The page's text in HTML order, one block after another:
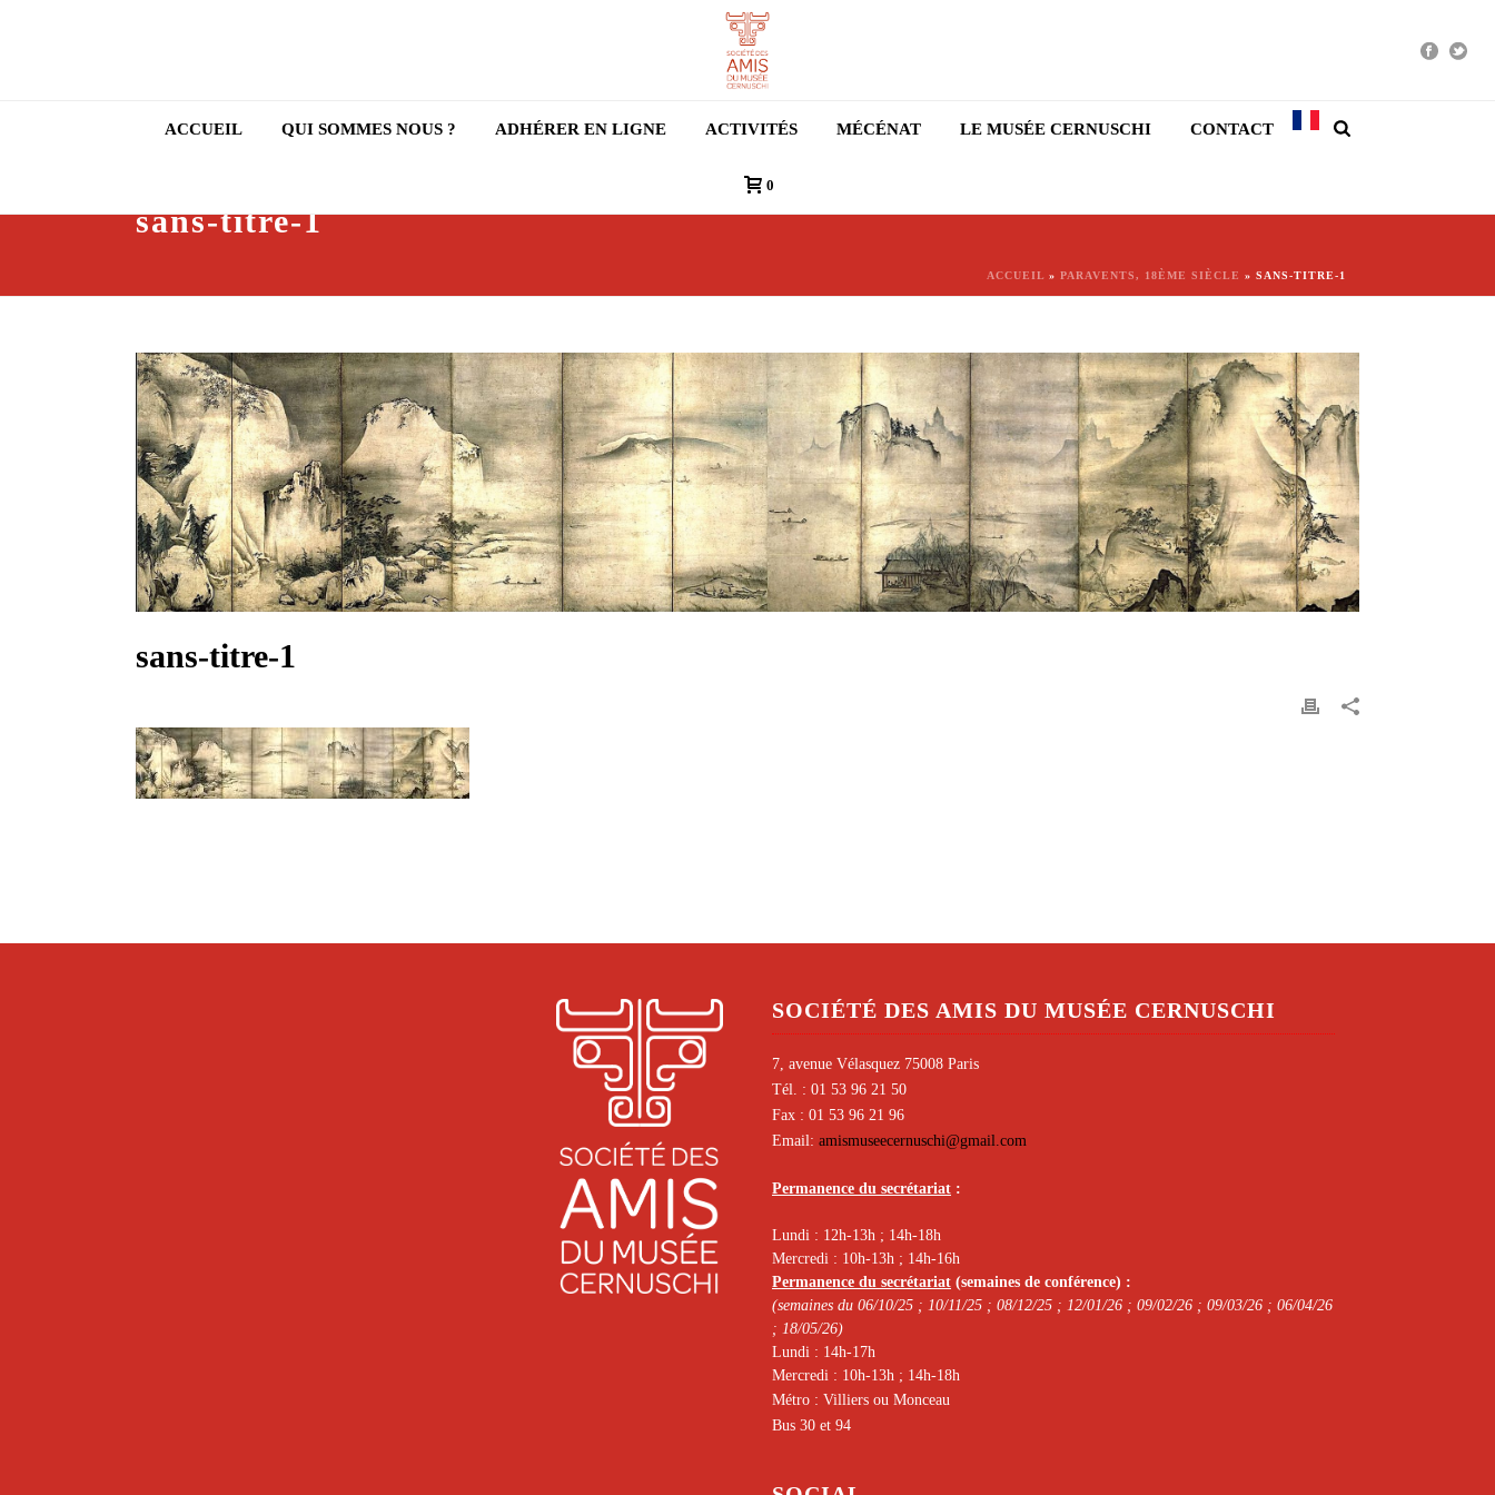
ACCUEIL QUI SOMMES NOUS ? ADHÉRER EN LIGNE ACTIVITÉS MÉCÉNAT LE MUSÉE CERNUSCHI CONTACT
0
sans-titre-1
ACCUEIL » PARAVENTS, 18ÈME SIÈCLE » SANS-TITRE-1
sans-titre-1
SOCIÉTÉ DES AMIS DU MUSÉE CERNUSCHI
7, avenue Vélasquez 75008 Paris
Tél. : 01 53 96 21 50
Fax : 01 53 96 21 96
Email: amismuseecernuschi@gmail.com
Permanence du secrétariat :
Lundi : 12h-13h ; 14h-18h
Mercredi : 10h-13h ; 14h-16h
Permanence du secrétariat (semaines de conférence) :
(semaines du 06/10/25 ; 10/11/25 ; 08/12/25 ; 12/01/26 ; 09/02/26 ; 09/03/26 ; 06/04/26
; 18/05/26)
Lundi : 14h-17h
Mercredi : 10h-13h ; 14h-18h
Métro : Villiers ou Monceau
Bus 30 et 94